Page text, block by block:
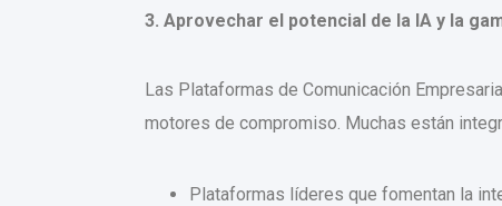
3. Aprovechar el potencial de la IA y la
Las Plataformas de Comunicación
motores de compromiso. Muchas están
Plataformas líderes que fomentan la